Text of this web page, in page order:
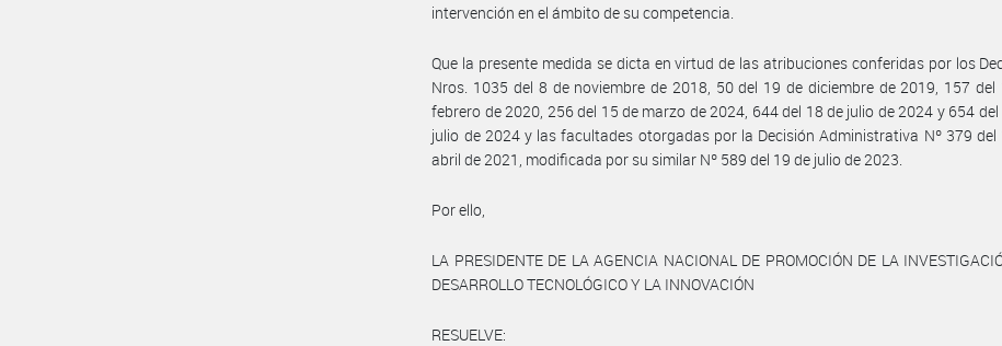
intervención en el ámbito de su competencia.
Que la presente medida se dicta en virtud de las atribuciones conferidas por los
Nros. 1035 del 8 de noviembre de 2018, 50 del 19 de diciembre de 2019, 157 del
febrero de 2020, 256 del 15 de marzo de 2024, 644 del 18 de julio de 2024 y 654 del
julio de 2024 y las facultades otorgadas por la Decisión Administrativa Nº 379 del
abril de 2021, modificada por su similar Nº 589 del 19 de julio de 2023.
Por ello,
LA PRESIDENTE DE LA AGENCIA NACIONAL DE PROMOCIÓN DE LA
DESARROLLO TECNOLÓGICO Y LA INNOVACIÓN
RESUELVE: